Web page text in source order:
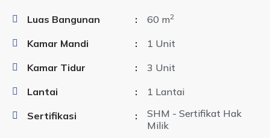
Luas Bangunan : 60 m2
Kamar Mandi :
1 Unit
Kamar Tidur
:
3 Unit
Lantai
:
1 Lantai
Sertifikasi
:
SHM - Sertifikat Hak
Milik